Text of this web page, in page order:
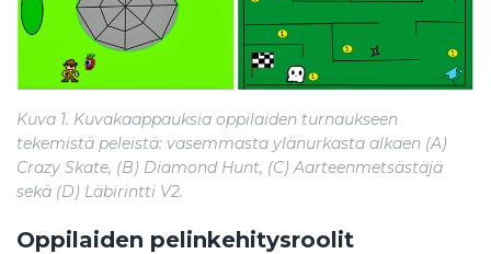
Kuva 1. Kuvakaappauksia oppilaiden turnaukseen
tekemistä peleistä: vasemmasta ylänurkasta alkaen (A)
Crazy Skate, (B) Diamond Hunt, (C) Aarteenmetsästäjä
sekä (D) Läbirintti V2.
Oppilaiden pelinkehitysroolit